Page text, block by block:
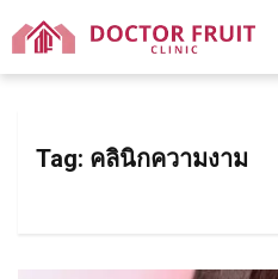
Tag: คลินิกความงาม